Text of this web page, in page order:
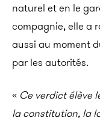
naturel et en le
compagnie, elle a
aussi au moment
par les autorités.
« Ce verdict élève
la constitution, la